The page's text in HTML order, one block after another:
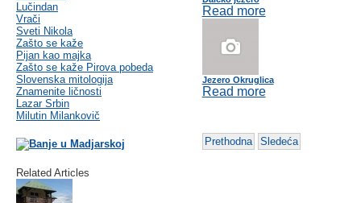
Lučindan
Vrači
Sveti Nikola
Zašto se kaže
Pijan kao majka
Zašto se kaže Pirova pobeda
Slovenska mitologija
Znamenite ličnosti
Lazar Srbin
Milutin Milankovič
Related Articles
Read more
Jezero Okruglica
Read more
Prethodna Sledeća